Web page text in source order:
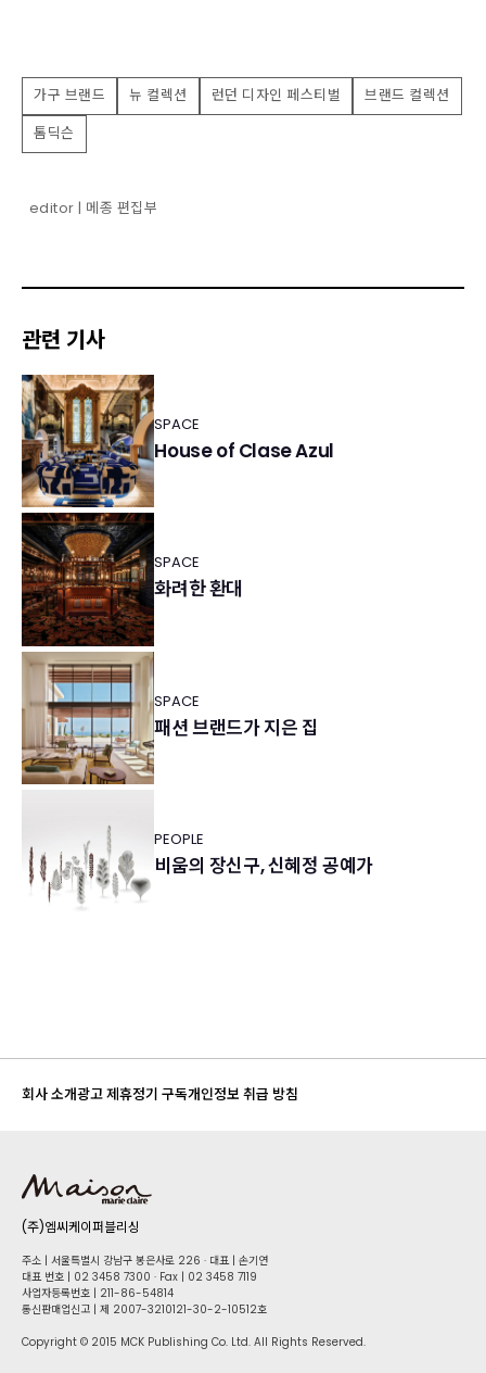
가구 브랜드 뉴 컬렉션 런던 디자인 페스티벌
브랜드 컬렉션
톰딕슨
editor | 메종 편집부
관련 기사
SPACE
House of Clase Azul
SPACE
화려한 환대
SPACE
패션 브랜드가 지은 집
PEOPLE
비움의 장신구, 신혜정 공예가
회사 소개광고 제휴정기 구독개인정보 취급 방침
(주)엠씨케이퍼블리싱
주소 | 서울특별시 강남구 봉은사로 226 · 대표 | 손기연
대표 번호 | 02 34​58 7300 · Fax | 02 34​58 7119
사업자등록번호 | 211-86-5​4814
통신판매업신고 | 제 2007-3210121-30-2-10512호
Copyright © 2015 MCK Publishing Co. Ltd. All Rights Reserved.